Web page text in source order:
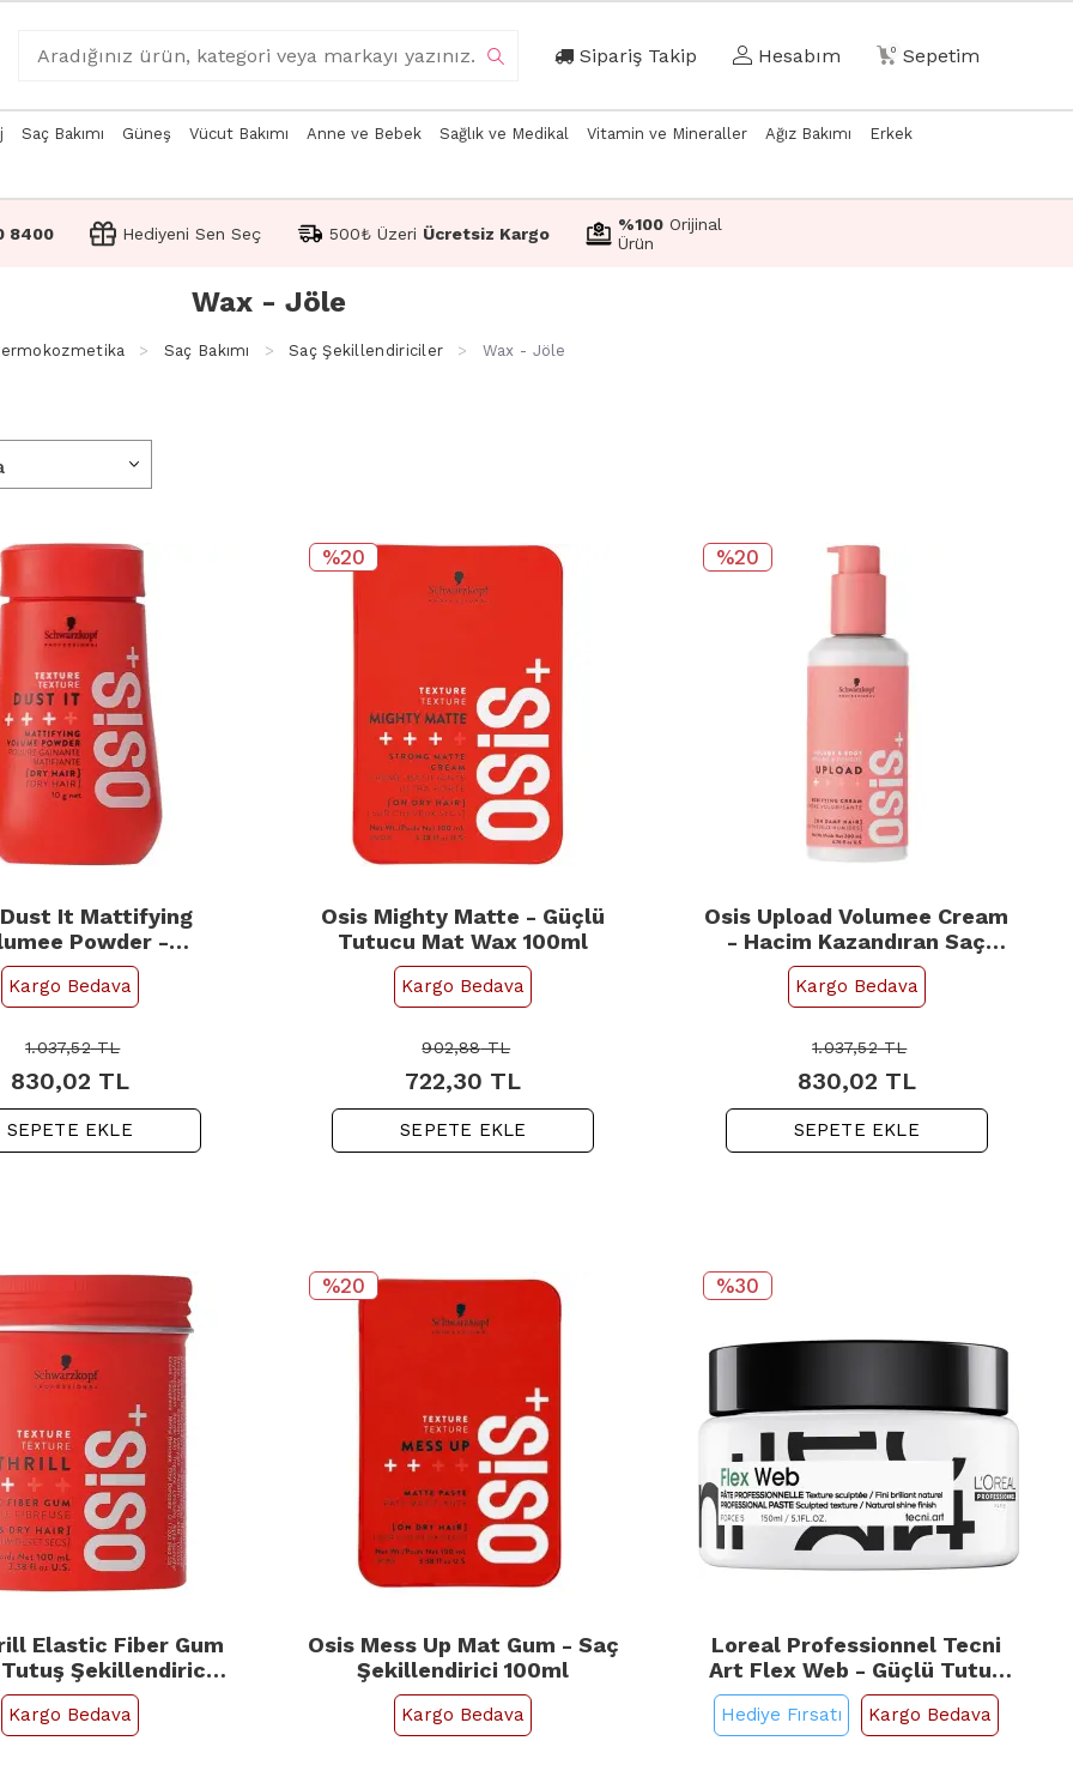
Sipariş Takip Hesabım 0 Sepetim
Saç Bakımı Güneş Vücut Bakımı Anne ve Bebek Sağlık ve Medikal Vitamin ve Mineraller Ağız Bakımı Erkek
8400 Hediyeni Sen Seç 500₺ Üzeri Ücretsiz Kargo %100 Orijinal
Ürün
Wax - Jöle
Saç Bakımı Saç Şekillendiriciler Wax - Jöle
It Mattifying
Powder -
Pudra 10gr
Kargo Bedava
1.037,52TL
830,02 TL
SEPETE EKLE
%20
Osis Mighty Matte - Güçlü
Tutucu Mat Wax 100ml
Kargo Bedava
902,88TL
722,30 TL
SEPETE EKLE
%20
Osis Upload Volumee Cream
- Hacim Kazandıran Saç
Kremi 200ml
Kargo Bedava
1.037,52TL
830,02 TL
SEPETE EKLE
Elastic Fiber Gum
Şekillendirici
Sakızı 100ml
Kargo Bedava
%20
Osis Mess Up Mat Gum - Saç
Şekillendirici 100ml
Kargo Bedava
%30
Loreal Professionnel Tecni
Art Flex Web - Güçlü Tutuş
Saç Şekillendirici 150ml
Hediye Fırsatı Kargo Bedava